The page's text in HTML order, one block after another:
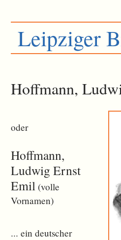
Leipziger
Hoffmann,
oder
Hoffmann,
Ludwig Ernst
Emil (volle
Vornamen)
... ein deutscher